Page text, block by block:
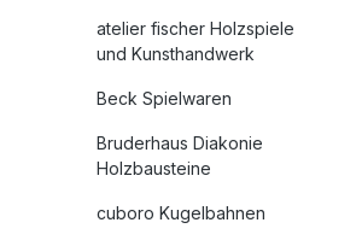
atelier fischer Holzspiele
und Kunsthandwerk
Beck Spielwaren
Bruderhaus Diakonie
Holzbausteine
cuboro Kugelbahnen